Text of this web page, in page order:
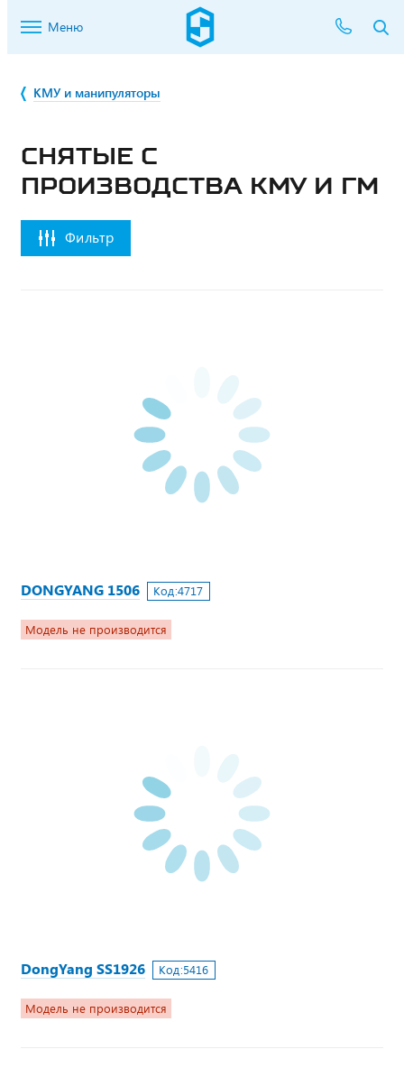
Меню
КМУ и манипуляторы
СНЯТЫЕ С
ПРОИЗВОДСТВА КМУ И ГМ
Фильтр
DONGYANG 1506 Код:4717
Модель не производится
DongYang SS1926 Код:5416
Модель не производится